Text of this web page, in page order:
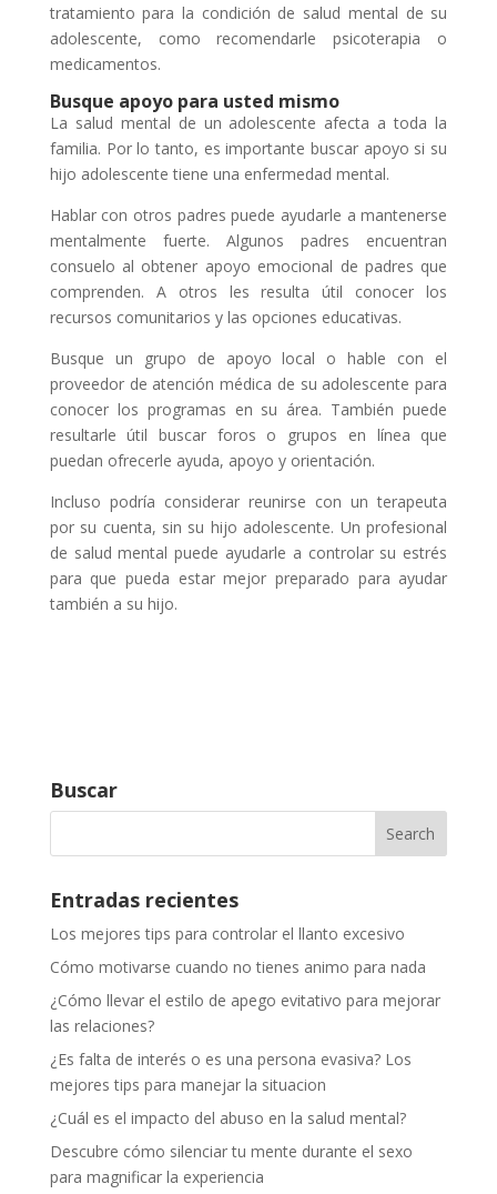
tratamiento para la condición de salud mental de su
adolescente, como recomendarle psicoterapia o
medicamentos.
Busque apoyo para usted mismo
La salud mental de un adolescente afecta a toda la
familia. Por lo tanto, es importante buscar apoyo si su
hijo adolescente tiene una enfermedad mental.
Hablar con otros padres puede ayudarle a mantenerse
mentalmente fuerte. Algunos padres encuentran
consuelo al obtener apoyo emocional de padres que
comprenden. A otros les resulta útil conocer los
recursos comunitarios y las opciones educativas.
Busque un grupo de apoyo local o hable con el
proveedor de atención médica de su adolescente para
conocer los programas en su área. También puede
resultarle útil buscar foros o grupos en línea que
puedan ofrecerle ayuda, apoyo y orientación.
Incluso podría considerar reunirse con un terapeuta
por su cuenta, sin su hijo adolescente. Un profesional
de salud mental puede ayudarle a controlar su estrés
para que pueda estar mejor preparado para ayudar
también a su hijo.
Buscar
Entradas recientes
Los mejores tips para controlar el llanto excesivo
Cómo motivarse cuando no tienes animo para nada
¿Cómo llevar el estilo de apego evitativo para mejorar
las relaciones?
¿Es falta de interés o es una persona evasiva? Los
mejores tips para manejar la situacion
¿Cuál es el impacto del abuso en la salud mental?
Descubre cómo silenciar tu mente durante el sexo
para magnificar la experiencia